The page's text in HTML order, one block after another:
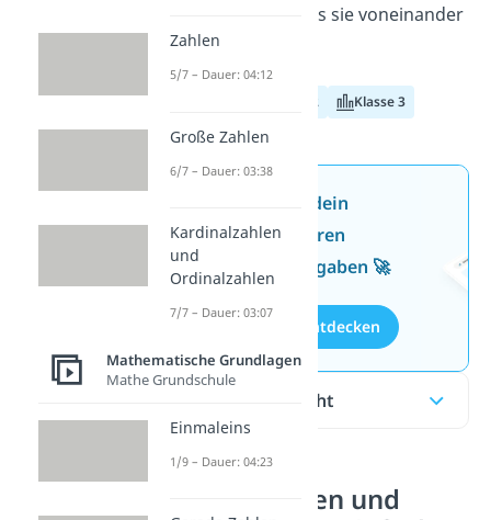
verwendest und was sie voneinander
unterscheidet!
Klasse 2 Klasse 3
Jetzt neu: Teste dein
Wissen mit unseren
kostenlosen Aufgaben 🚀
Aufgaben entdecken
Inhaltsübersicht
Kardinalzahlen und
Zahlen
5/7 – Dauer: 04:12
Große Zahlen
6/7 – Dauer: 03:38
Kardinalzahlen
und
Ordinalzahlen
7/7 – Dauer: 03:07
Mathematische Grundlagen
Mathe Grundschule
Einmaleins
1/9 – Dauer: 04:23